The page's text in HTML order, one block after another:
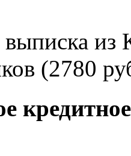
из
(2780